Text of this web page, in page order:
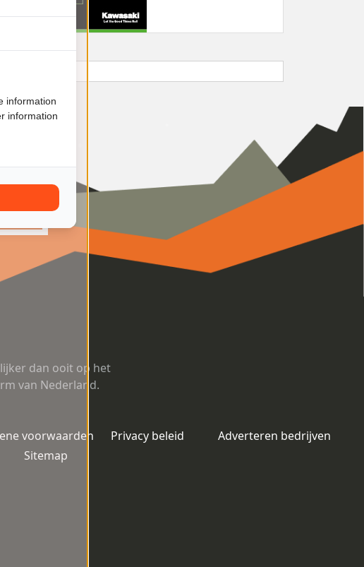
dan ooit op het
van Nederland.
voorwaarden Privacy beleid
Adverteren bedrijven
Sitemap
information
information